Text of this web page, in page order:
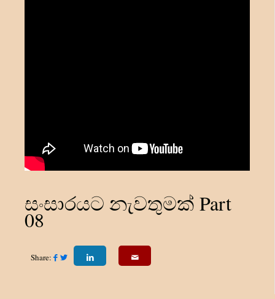
සංසාරයට නැවතුමක් Part
08
Share: